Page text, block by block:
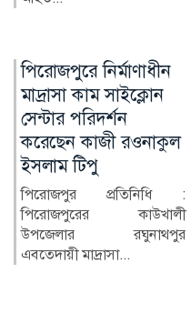
গেলাম। আমি না থাকলেও
নরসিংদীর
আলোকবালিতে সুমনকে
গুলি করে হত্যা
নরসিংদীর সদর উপজেলার
চরাঞ্চল আলোকবালিতে প্রতি
পক্ষেকের সন্ত্রাসীরা কুপিয়ে
আহত...